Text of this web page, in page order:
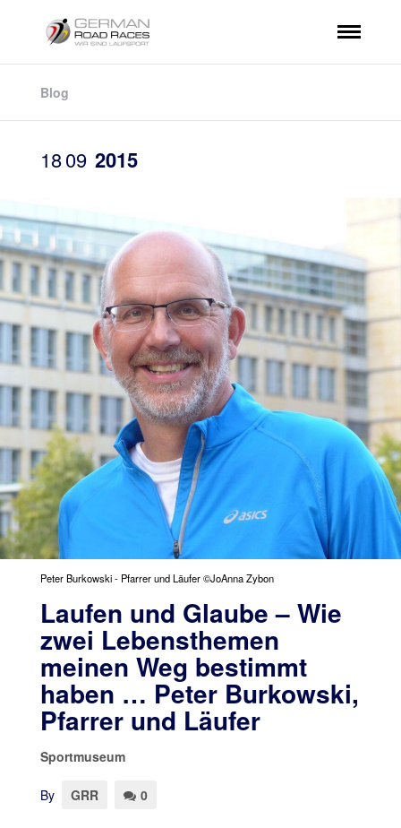
Blog
1809 2015
Peter Burkowski - Pfarrer und Läufer ©JoAnna Zybon
Laufen und Glaube – Wie
zwei Lebensthemen
meinen Weg bestimmt
haben … Peter Burkowski,
Pfarrer und Läufer
Sportmuseum
By GRR 0